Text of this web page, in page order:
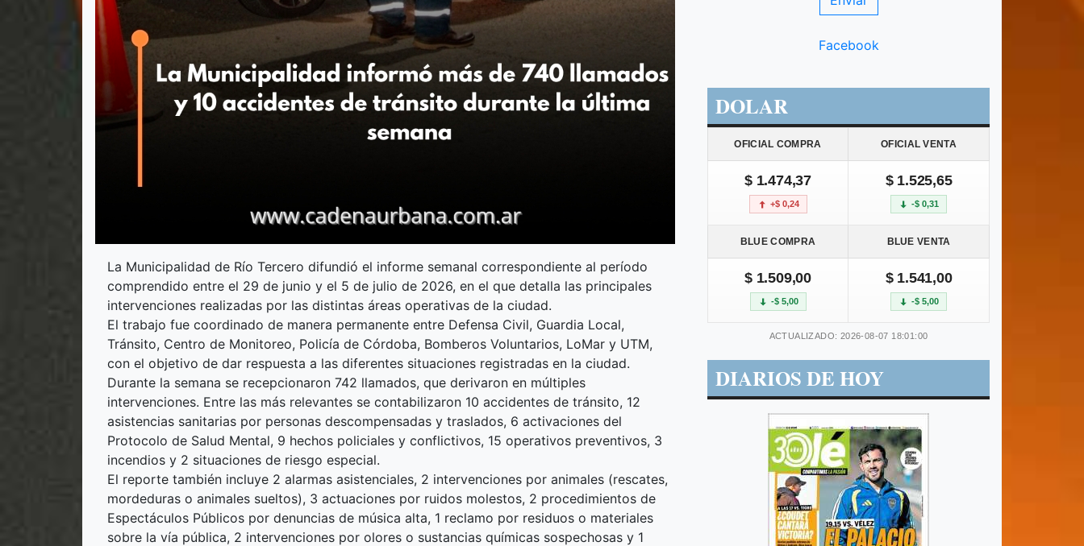
La Municipalidad de Río Tercero difundió el informe semanal correspondiente al período
comprendido entre el 29 de junio y el 5 de julio de 2026, en el que detalla las principales
intervenciones realizadas por las distintas áreas operativas de la ciudad.
El trabajo fue coordinado de manera permanente entre Defensa Civil, Guardia Local,
Tránsito, Centro de Monitoreo, Policía de Córdoba, Bomberos Voluntarios, LoMar y UTM,
con el objetivo de dar respuesta a las diferentes situaciones registradas en la ciudad.
Durante la semana se recepcionaron 742 llamados, que derivaron en múltiples
intervenciones. Entre las más relevantes se contabilizaron 10 accidentes de tránsito, 12
asistencias sanitarias por personas descompensadas y traslados, 6 activaciones del
Protocolo de Salud Mental, 9 hechos policiales y conflictivos, 15 operativos preventivos, 3
incendios y 2 situaciones de riesgo especial.
El reporte también incluye 2 alarmas asistenciales, 2 intervenciones por animales (rescates,
mordeduras o animales sueltos), 3 actuaciones por ruidos molestos, 2 procedimientos de
Espectáculos Públicos por denuncias de música alta, 1 reclamo por residuos o materiales
sobre la vía pública, 2 intervenciones por olores o sustancias químicas sospechosas y 1
Facebook
DOLAR
OFICIAL COMPRA OFICIAL VENTA
$ 1.474,37
+$ 0,24
$ 1.525,65
-$ 0,31
BLUE COMPRA BLUE VENTA
$ 1.509,00
-$ 5,00
$ 1.541,00
-$ 5,00
ACTUALIZADO: 2026-08-07 18:01:00
DIARIOS DE HOY